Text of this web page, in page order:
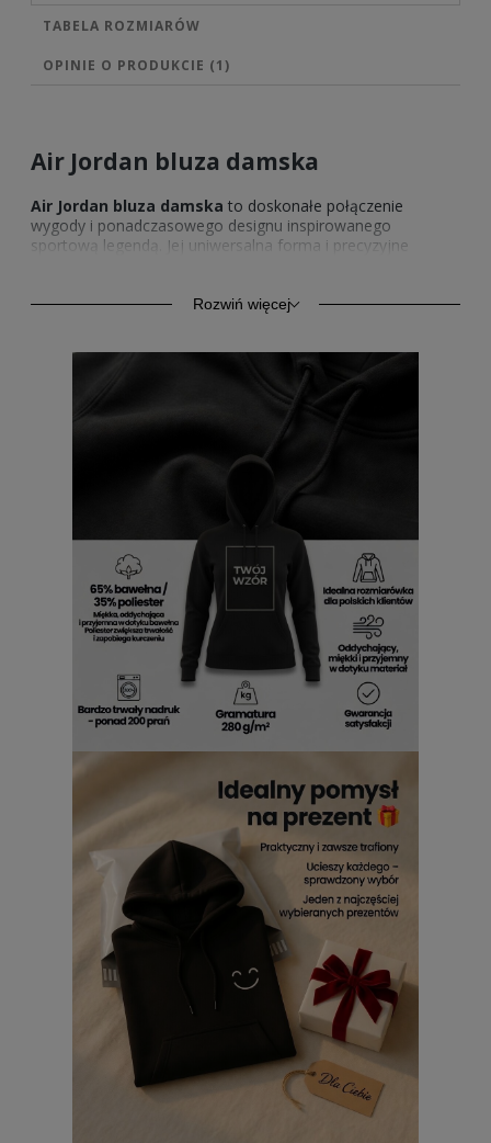
TABELA ROZMIARÓW
OPINIE O PRODUKCIE (1)
Air Jordan bluza damska
Air Jordan bluza damska to doskonałe połączenie
wygody i ponadczasowego designu inspirowanego
sportową legendą. Jej uniwersalna forma i precyzyjne
starannie dobranymi materiałami, które zapewniają komfort
doskonale dopasowuje się do
sylwetki, zachowując swobodę ruchów. Wyraziste logo oraz
nadruki inspirowane dziedzictwem marki przyciągają wzrok i
podkreślają indywidualność.
Jak nosić bluzę Air Jordan z
nadrukiem i kapturem?
Stylizacja zbluzą Air Jordan z nadrukiem i kapturem
pozwala zbudować dynamiczny, a zarazem przemyślany
wizerunek. W zestawieniu z klasycznymi jeansami i
sneakersami podkreśla miejski luz i pewność siebie. Jeśli
zależy Ci na bardziej sportowym wydźwięku, połącz ją z
legginsami i czapką z daszkiem. Modele takie jakbluzy Air
Jordan damskie z kapturem i nadrukiemdoskonale
sprawdzają się też w warstwowych stylizacjach z kurtką
typu bomber lub płaszczem oversize. Dzięki funkcjonalności
i modnemu fasonowi,
Air Jordan bluza damska z
to niezawodna baza codziennego
Jakość bluzy Air Jordan damskiej z
kapturem i nadrukiem
Decydując się na
bluzę Air Jordan damską z kapturem i
, inwestujesz w trwałość, funkcjonalność i
estetykę na najwyższym poziomie. Użycie
wysokogatunkowej bawełny oraz staranność wykonania
widoczna jest w każdym szwie i wykończeniu. Szeroki,
regulowany kaptur i miękkie ściągacze podnoszą komfort
użytkowania nawet przy zmiennych warunkach
pogodowych. Szczególne uznanie zyskują modele takie jak
Air Jordan bluzy damskie z kapturem i nadrukiem
które zachowują intensywność koloru nawet po wielu
praniach. Subtelne, ale rozpoznawalne logo marki podkreśla
autentyczność każdego egzemplarza. Warte uwagi są
bluzy Air Jordan damskie z nadrukiem i
Rozwiń więcej